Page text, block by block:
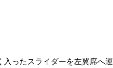
ったスライダーを左翼席へ運